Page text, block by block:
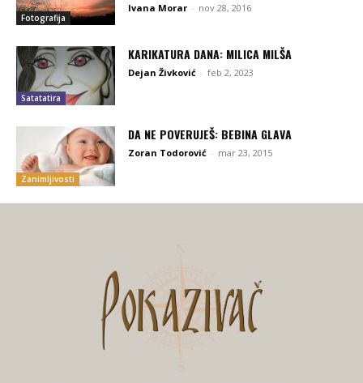
Fotografija
Ivana Morar - nov 28, 2016
Satatatira
KARIKATURA DANA: MILICA MILŠA
Dejan Živković - feb 2, 2023
Zanimljivosti
DA NE POVERUJEŠ: BEBINA GLAVA
Zoran Todorović - mar 23, 2015